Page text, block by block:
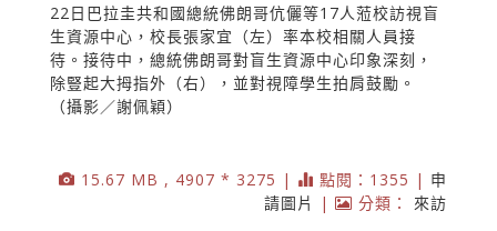
22日巴拉圭共和國總統佛朗哥伉儷等17人蒞校訪視盲
生資源中心，校長張家宜（左）率本校相關人員接
待。接待中，總統佛朗哥對盲生資源中心印象深刻，
除豎起大拇指外（右），並對視障學生拍肩鼓勵。
（攝影／謝佩穎）
15.67 MB , 4907 * 3275 | 點閱：1355 | 申
請圖片
| 分類： 來訪